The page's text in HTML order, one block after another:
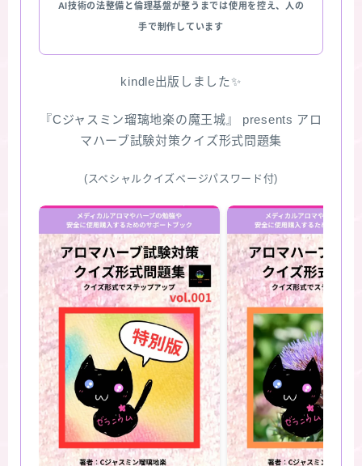
AI技術の法整備と倫理基盤が整うまでは使用を控え、人の
手で制作しています
kindle出版しました✨
『Cジャスミン瑠璃地楽の魔王城』 presents アロ
マハーブ試験対策クイズ形式問題集
(スペシャルクイズページパスワード付)